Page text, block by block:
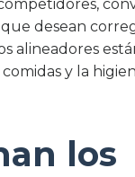
desean
alineadores
y la
los